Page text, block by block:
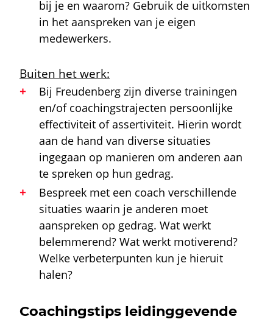
bij je en waarom? Gebruik de uitkomsten
in het aanspreken van je eigen
medewerkers.
Buiten het werk:
Bij Freudenberg zijn diverse trainingen
en/of coachingstrajecten persoonlijke
effectiviteit of assertiviteit. Hierin wordt
aan de hand van diverse situaties
ingegaan op manieren om anderen aan
te spreken op hun gedrag.
Bespreek met een coach verschillende
situaties waarin je anderen moet
aanspreken op gedrag. Wat werkt
belemmerend? Wat werkt motiverend?
Welke verbeterpunten kun je hieruit
halen?
Coachingstips leidinggevende